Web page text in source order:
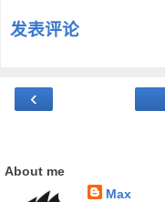
发表评论
‹
About me
Max